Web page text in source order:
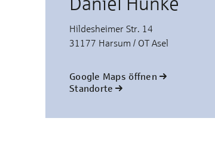
Hildesheimer Str. 14
31177 Harsum / OT Asel
Google Maps öffnen
Standorte